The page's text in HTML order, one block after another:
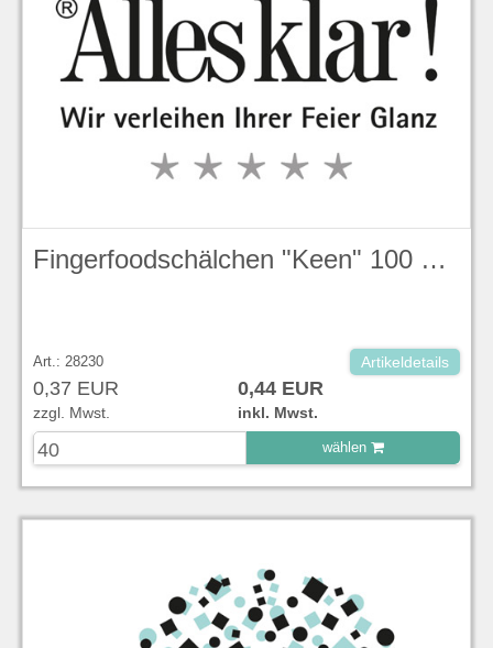
Fingerfoodschälchen "Keen" 100 ml LxBxH 6x6x6 cm
Art.: 28230 Artikeldetails
0,37 EUR 0,44 EUR
zzgl. Mwst. inkl. Mwst.
wählen
zu Warenkorb hinzugefügt.